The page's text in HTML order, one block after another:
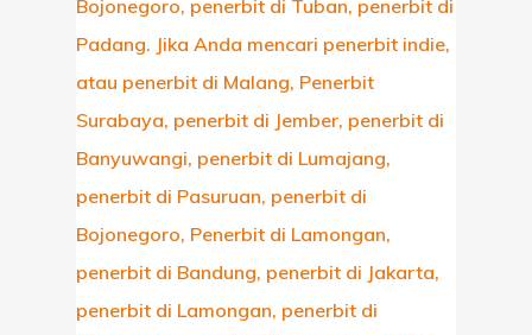
KABAR
CARA ORDER
PRODUK
KONTAK